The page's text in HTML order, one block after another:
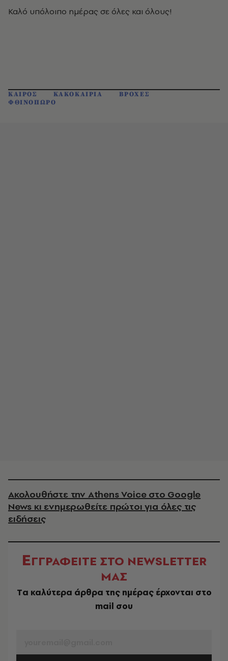
Καλό υπόλοιπο ημέρας σε όλες και όλους!
ΚΑΙΡΟΣ ΚΑΚΟΚΑΙΡΙΑ
ΒΡΟΧΕΣ
ΦΘΙΝΟΠΩΡΟ
Ακολουθήστε την Athens Voice στο Google
News κι ενημερωθείτε πρώτοι για όλες τις
ειδήσεις
ΕΓΓΡΑΦΕΙΤΕ ΣΤΟ NEWSLETTER
ΜΑΣ
Tα καλύτερα άρθρα της ημέρας έρχονται στο
mail σου